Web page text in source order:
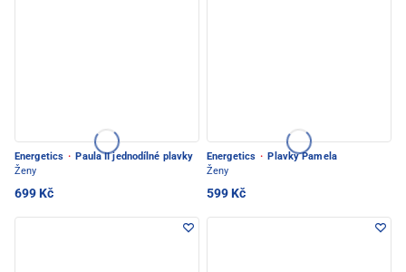
Energetics · Paula II jednodílné plavky
Ženy
699 Kč
Energetics · Plavky Pamela
Ženy
599 Kč